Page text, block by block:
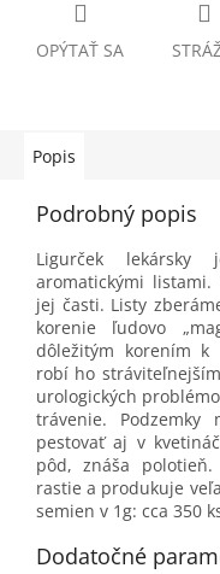
OPÝTAŤ SA
Popis
Podrobný popis
Ligurček
aromatickými
jej časti. Listy
korenie ľudovo
dôležitým korením k
robí ho
urologických
trávenie. Podzemky
pestovať aj v
pôd, znáša
rastie a produkuje
semien v 1g: cca 350
Dodatočné